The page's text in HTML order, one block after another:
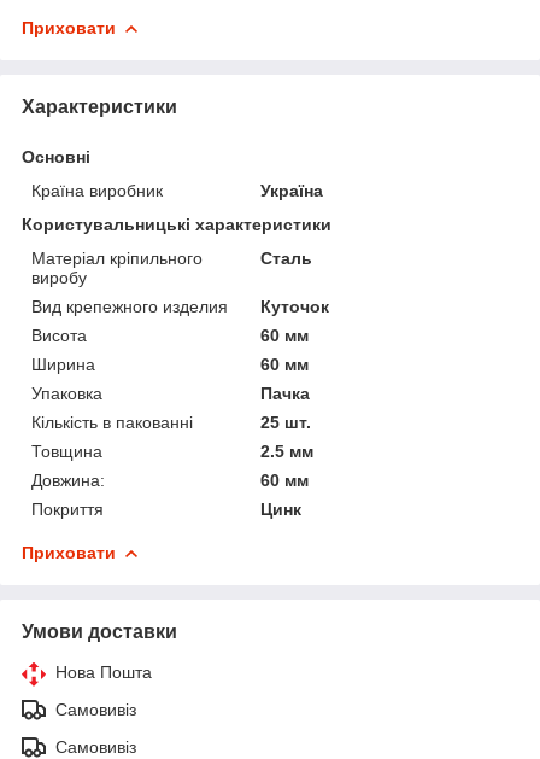
Приховати
Характеристики
Основні
Країна виробник
Україна
Користувальницькі характеристики
Матеріал кріпильного
виробу
Сталь
Вид крепежного изделия
Куточок
Висота
60 мм
Ширина
60 мм
Упаковка
Пачка
Кількість в пакованні
25 шт.
Товщина
2.5 мм
Довжина:
60 мм
Покриття
Цинк
Приховати
Умови доставки
Нова Пошта
Самовивіз
Самовивіз